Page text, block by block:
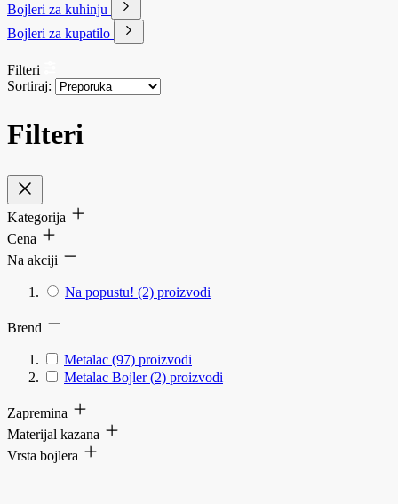
Bojleri za kuhinju
Bojleri za kupatilo
Filteri
Sortiraj:
Filteri
Kategorija
Cena
Na akciji
Na popustu! (2) proizvodi
Brend
Metalac (97) proizvodi
Metalac Bojler (2) proizvodi
Zapremina
Materijal kazana
Vrsta bojlera